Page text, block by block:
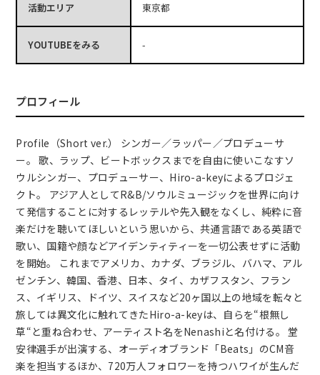
活動エリア 東京都
YOUTUBEをみる -
プロフィール
Profile（Short ver.） シンガー／ラッパー／プロデューサ
ー。 歌、ラップ、ビートボックスまでを自由に使いこなすソ
ウルシンガー、プロデューサー、Hiro-a-keyによるプロジェ
クト。 アジア人としてR&B/ソウルミュージックを世界に向け
て発信することに対するレッテルや先入観をなくし、純粋に音
楽だけを聴いてほしいという思いから、共通言語である英語で
歌い、国籍や顔などアイデンティティーを一切公表せずに活動
を開始。 これまでアメリカ、カナダ、ブラジル、バハマ、アル
ゼンチン、韓国、香港、日本、タイ、カザフスタン、フラン
ス、イギリス、ドイツ、スイスなど20ヶ国以上の地域を転々と
旅しては異文化に触れてきたHiro-a-keyは、自らを“根無し
草“と重ね合わせ、アーティスト名をNenashiと名付ける。 堂
安律選手が出演する、オーディオブランド「Beats」のCM音
楽を担当するほか、720万人フォロワーを持つハワイが生んだ